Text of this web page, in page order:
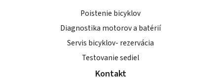
Poistenie bicyklov
Diagnostika motorov a batérií
Servis bicyklov- rezervácia
Testovanie sediel
Kontakt